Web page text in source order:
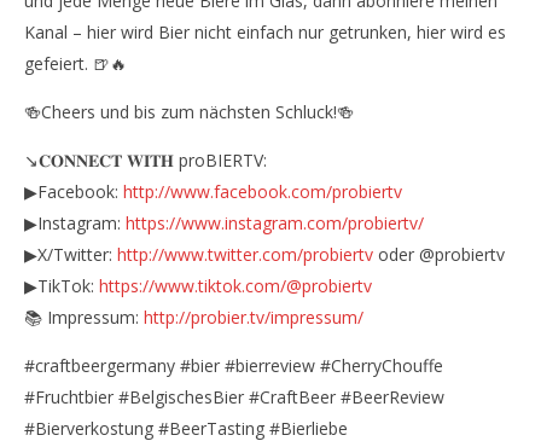
Kanal – hier wird Bier nicht einfach nur getrunken, hier wird es
gefeiert. 🍺🔥
🍻Cheers und bis zum nächsten Schluck!🍻
↘️𝐂𝐎𝐍𝐍𝐄𝐂𝐓 𝐖𝐈𝐓𝐇 proBIERTV:
▶Facebook: http://www.facebook.com/probiertv
▶Instagram: https://www.instagram.com/probiertv/
▶X/Twitter: http://www.twitter.com/probiertv oder @probiertv
▶TikTok: https://www.tiktok.com/@probiertv
📚 Impressum: http://probier.tv/impressum/
#craftbeergermany #bier #bierreview #CherryChouffe
#Fruchtbier #BelgischesBier #CraftBeer #BeerReview
#Bierverkostung #BeerTasting #Bierliebe